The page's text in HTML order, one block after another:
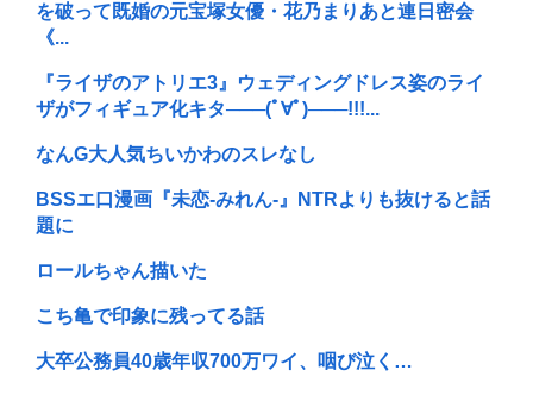
を破って既婚の元宝塚女優・花乃まりあと連日密会
《...
『ライザのアトリエ3』ウェディングドレス姿のライ
ザがフィギュア化キタ───(ﾟ∀ﾟ)───!!!...
なんG大人気ちいかわのスレなし
BSSエ口漫画『未恋-みれん-』NTRよりも抜けると話
題に
ロールちゃん描いた
こち亀で印象に残ってる話
大卒公務員40歳年収700万ワイ、咽び泣く…